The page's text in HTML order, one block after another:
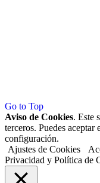
Go to Top
Aviso de Cookies. Este
terceros. Puedes aceptar
configuración.
Ajustes de Cookies
Privacidad y Política de